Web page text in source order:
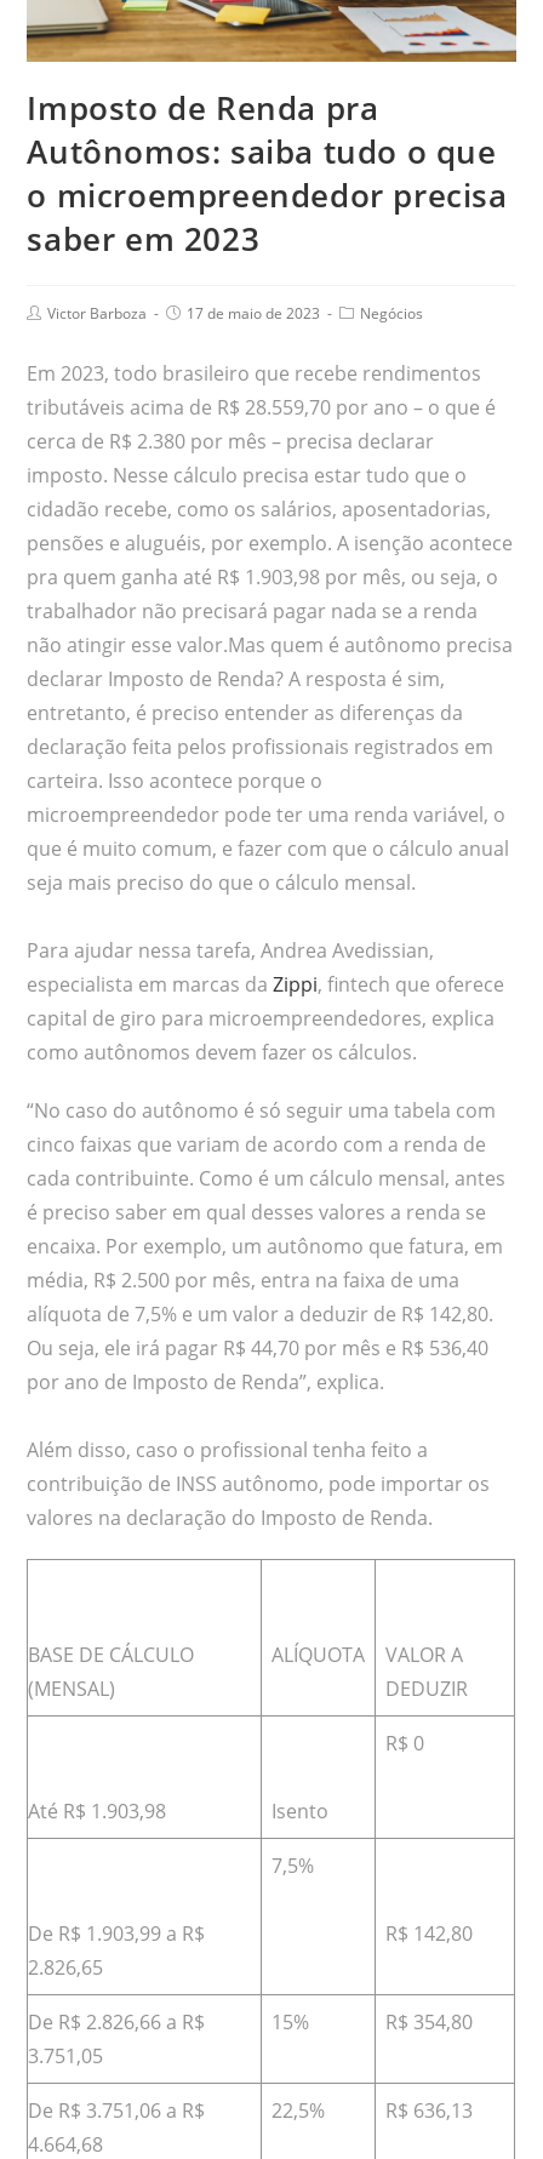
Imposto de Renda pra
Autônomos: saiba tudo o que
o microempreendedor precisa
saber em 2023
Victor Barboza 17 de maio de 2023 Negócios
Em 2023, todo brasileiro que recebe rendimentos
tributáveis acima de R$ 28.559,70 por ano – o que é
cerca de R$ 2.380 por mês – precisa declarar
imposto. Nesse cálculo precisa estar tudo que o
cidadão recebe, como os salários, aposentadorias,
pensões e aluguéis, por exemplo. A isenção acontece
pra quem ganha até R$ 1.903,98 por mês, ou seja, o
trabalhador não precisará pagar nada se a renda
não atingir esse valor.Mas quem é autônomo precisa
declarar Imposto de Renda? A resposta é sim,
entretanto, é preciso entender as diferenças da
declaração feita pelos profissionais registrados em
carteira. Isso acontece porque o
microempreendedor pode ter uma renda variável, o
que é muito comum, e fazer com que o cálculo anual
seja mais preciso do que o cálculo mensal.
Para ajudar nessa tarefa, Andrea Avedissian,
especialista em marcas daZippi, fintech que oferece
capital de giro para microempreendedores, explica
como autônomos devem fazer os cálculos.
“No caso do autônomo é só seguir uma tabela com
cinco faixas que variam de acordo com a renda de
cada contribuinte. Como é um cálculo mensal, antes
é preciso saber em qual desses valores a renda se
encaixa. Por exemplo, um autônomo que fatura, em
média, R$ 2.500 por mês, entra na faixa de uma
alíquota de 7,5% e um valor a deduzir de R$ 142,80.
Ou seja, ele irá pagar R$ 44,70 por mês e R$ 536,40
por ano de Imposto de Renda”, explica.
Além disso, caso o profissional tenha feito a
contribuição de INSS autônomo, pode importar os
valores na declaração do Imposto de Renda.
BASE DE CÁLCULO
(MENSAL)
ALÍQUOTA
VALOR A
DEDUZIR
Até R$ 1.903,98 Isento
R$ 0
De R$ 1.903,99 a R$
2.826,65
7,5%
R$ 142,80
De R$ 2.826,66 a R$
3.751,05
15% R$ 354,80
De R$ 3.751,06 a R$
4.664,68
22,5% R$ 636,13